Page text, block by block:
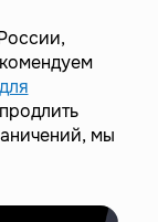
мы